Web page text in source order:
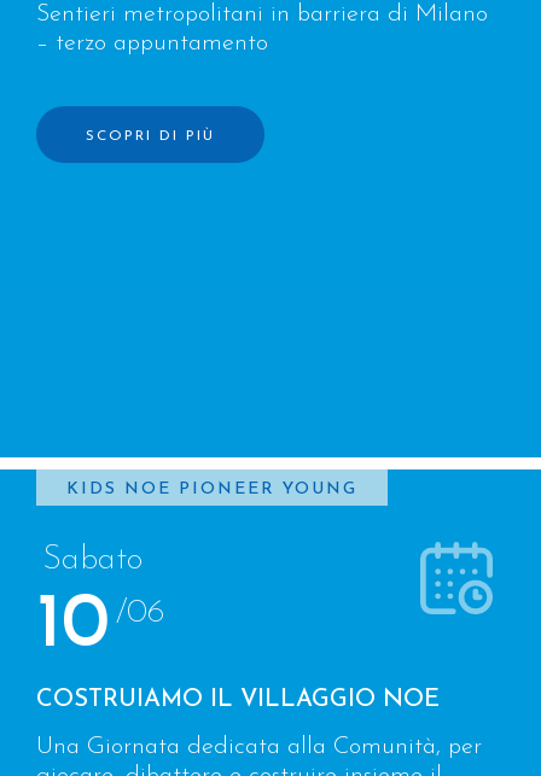
Sentieri metropolitani in barriera di Milano
– terzo appuntamento
SCOPRI DI PIÙ
KIDS NOE PIONEER YOUNG
Sabato
10 /06
COSTRUIAMO IL VILLAGGIO NOE
Una Giornata dedicata alla Comunità, per